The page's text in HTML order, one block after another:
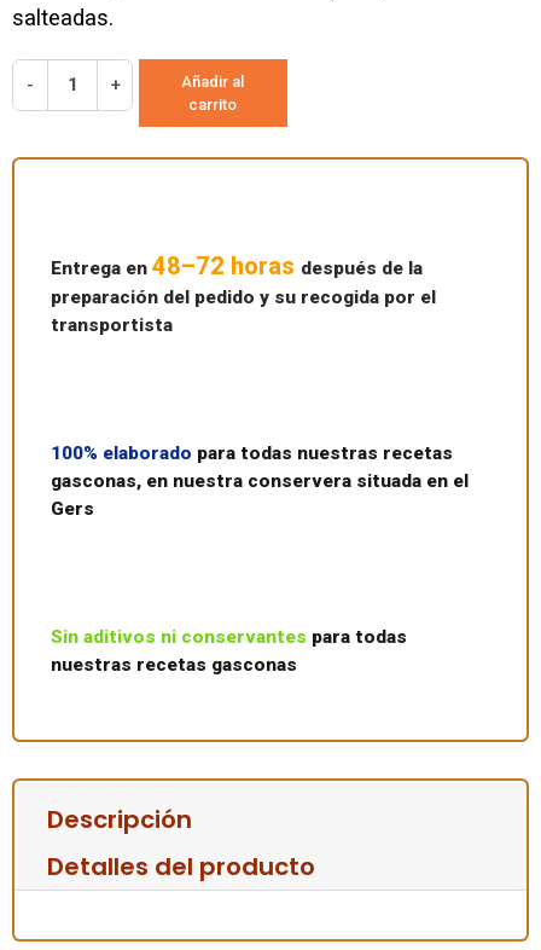
salteadas.
- +
Añadir al
carrito
Entrega en 48–72 horas después de la
preparación del pedido y su recogida por el
transportista
100% elaborado para todas nuestras recetas
gasconas, en nuestra conservera situada en el
Gers
Sin aditivos ni conservantes para todas
nuestras recetas gasconas
Descripción
Detalles del producto